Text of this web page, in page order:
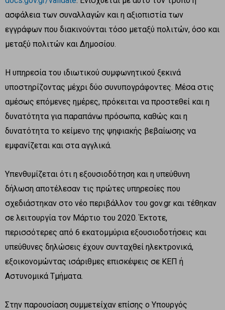
ασφάλεια των συναλλαγών και η αξιοπιστία των
εγγράφων που διακινούνται τόσο μεταξύ πολιτών, όσο και
μεταξύ πολιτών και Δημοσίου.
H υπηρεσία του ιδιωτικού συμφωνητικού ξεκινά
υποστηρίζοντας μέχρι δύο συνυπογράφοντες. Μέσα στις
αμέσως επόμενες ημέρες, πρόκειται να προστεθεί και η
δυνατότητα για παραπάνω πρόσωπα, καθώς και η
δυνατότητα το κείμενο της ψηφιακής βεβαίωσης να
εμφανίζεται και στα αγγλικά.
Υπενθυμίζεται ότι η εξουσιοδότηση και η υπεύθυνη
δήλωση αποτέλεσαν τις πρώτες υπηρεσίες που
σχεδιάστηκαν στο νέο περιβάλλον του gov.gr και τέθηκαν
σε λειτουργία τον Μάρτιο του 2020. Έκτοτε,
περισσότερες από 6 εκατομμύρια εξουσιοδοτήσεις και
υπεύθυνες δηλώσεις έχουν συνταχθεί ηλεκτρονικά,
εξοικονομώντας ισάριθμες επισκέψεις σε ΚΕΠ ή
Αστυνομικά Τμήματα.
Στην παρουσίαση συμμετείχαν επίσης ο Υπουργός